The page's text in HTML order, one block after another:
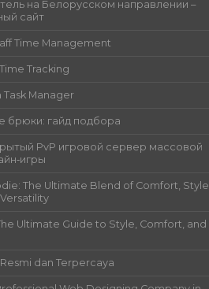
на Белорусском направлении –
сайт
Time Management
Tracking
Manager
брюки: гайд подбора
PvP игровой сервер массовой
The Ultimate Blend of Comfort, Style,
Ultimate Guide to Style, Comfort, and
dan Terpercaya